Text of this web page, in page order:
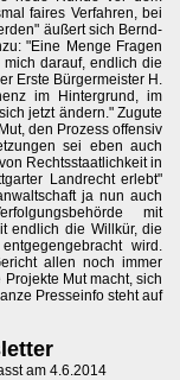
faires Verfahren, bei
äußert sich Bernd-
"Eine Menge Fragen
darauf, endlich die
Erste Bürgermeister H.
im Hintergrund, im
jetzt ändern." Zugute
den Prozess offensiv
sei eben auch
Rechtsstaatlichkeit in
Landrecht erlebt"
ja nun auch
mit
endlich die Willkür, die
wird.
allen noch immer
Mut macht, sich
Presseinfo steht auf
am 4.6.2014